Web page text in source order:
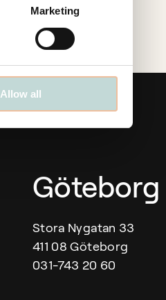
Marketing
Allow all
Göteborg
Stora Nygatan 33
411 08 Göteborg
031-743 20 60